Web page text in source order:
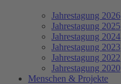
Jahrestagung 2026
Jahrestagung 2025
Jahrestagung 2024
Jahrestagung 2023
Jahrestagung 2022
Jahrestagung 2020
Menschen & Projekte